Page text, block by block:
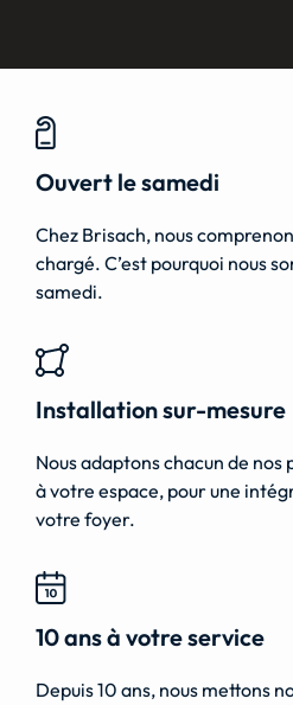
Ouvert le samedi
Chez Brisach, nous
chargé. C’est pourquoi nous
samedi.
Installation sur-mesure
Nous adaptons chacun de nos
à votre espace, pour une
votre foyer.
10 ans à votre service
Depuis 10 ans, nous mettons